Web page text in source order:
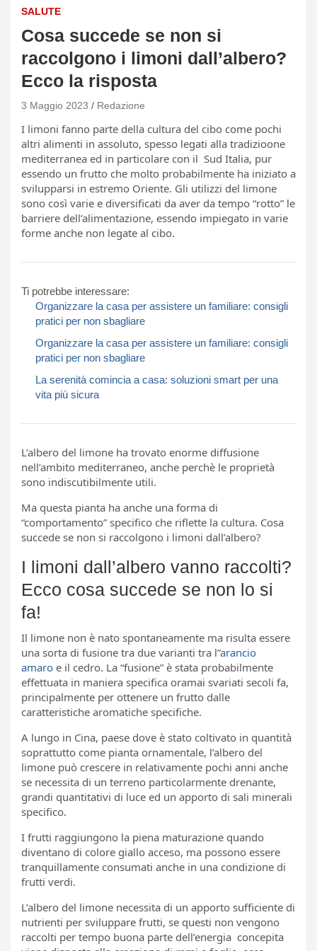
SALUTE
Cosa succede se non si
raccolgono i limoni dall’albero?
Ecco la risposta
3 Maggio 2023 Redazione
I limoni fanno parte della cultura del cibo come pochi
altri alimenti in assoluto, spesso legati alla tradizioone
mediterranea ed in particolare con il Sud Italia, pur
essendo un frutto che molto probabilmente ha iniziato a
svilupparsi in estremo Oriente. Gli utilizzi del limone
sono così varie e diversificati da aver da tempo “rotto” le
barriere dell’alimentazione, essendo impiegato in varie
forme anche non legate al cibo.
Ti potrebbe interessare:
Organizzare la casa per assistere un familiare: consigli
pratici per non sbagliare
Organizzare la casa per assistere un familiare: consigli
pratici per non sbagliare
La serenità comincia a casa: soluzioni smart per una
vita più sicura
L’albero del limone ha trovato enorme diffusione
nell’ambito mediterraneo, anche perchè le proprietà
sono indiscutibilmente utili.
Ma questa pianta ha anche una forma di
“comportamento” specifico che riflette la cultura. Cosa
succede se non si raccolgono i limoni dall’albero?
I limoni dall’albero vanno raccolti?
Ecco cosa succede se non lo si
fa!
Il limone non è nato spontaneamente ma risulta essere
una sorta di fusione tra due varianti tra l”arancio
amaro e il cedro. La “fusione” è stata probabilmente
effettuata in maniera specifica oramai svariati secoli fa,
principalmente per ottenere un frutto dalle
caratteristiche aromatiche specifiche.
A lungo in Cina, paese dove è stato coltivato in quantità
soprattutto come pianta ornamentale, l’albero del
limone può crescere in relativamente pochi anni anche
se necessita di un terreno particolarmente drenante,
grandi quantitativi di luce ed un apporto di sali minerali
specifico.
I frutti raggiungono la piena maturazione quando
diventano di colore giallo acceso, ma possono essere
tranquillamente consumati anche in una condizione di
frutti verdi.
L’albero del limone necessita di un apporto sufficiente di
nutrienti per sviluppare frutti, se questi non vengono
raccolti per tempo buona parte dell’energia concepita